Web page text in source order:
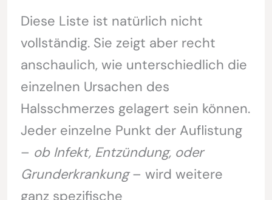
Diese Liste ist natürlich nicht
vollständig. Sie zeigt aber recht
anschaulich, wie unterschiedlich die
einzelnen Ursachen des
Halsschmerzes gelagert sein können.
Jeder einzelne Punkt der Auflistung
– ob Infekt, Entzündung, oder
Grunderkrankung– wird weitere
ganz spezifische